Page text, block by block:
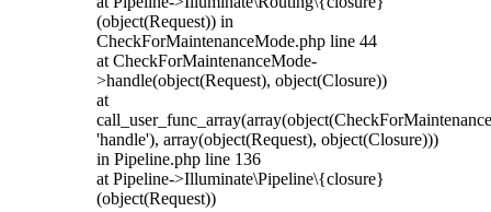
(object(Request)) in
CheckForMaintenanceMode.php line 44
at CheckForMaintenanceMode-
>handle(object(Request), object(Closure))
at
'handle'), array(object(Request), object(Closure)))
in Pipeline.php line 136
at Pipeline->Illuminate\Pipeline\{closure}
(object(Request))